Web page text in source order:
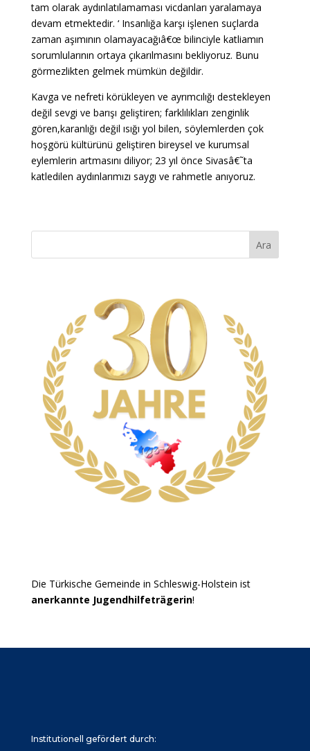
tam olarak aydınlatılamaması vicdanları yaralamaya
devam etmektedir. ‘ Insanlığa karşı işlenen suçlarda
zaman aşımının olamayacağıâ€œ bilinciyle katliamın
sorumlularının ortaya çıkarılmasını bekliyoruz. Bunu
görmezlikten gelmek mümkün değildir.
Kavga ve nefreti körükleyen ve ayrımcılığı destekleyen
değil sevgi ve barışı geliştiren; farklılıkları zenginlik
gören,karanlığı değil ısığı yol bilen, söylemlerden çok
hoşgörü kültürünü geliştiren bireysel ve kurumsal
eylemlerin artmasını diliyor; 23 yıl önce Sivasâ€˜ta
katledilen aydınlarımızı saygı ve rahmetle anıyoruz.
Ara
Die Türkische Gemeinde in Schleswig-Holstein ist
anerkannte Jugendhilfeträgerin!
Institutionell gefördert durch: